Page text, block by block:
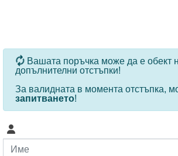
За определени продукти и
Вашата поръчка може да е обект
допълнителни отстъпки!
За валидната в момента отстъпка,
запитването!